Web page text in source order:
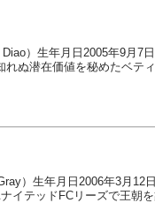
）生年月日2005年9月7
ぬ潜在価値を秘めたベテ
）生年月日2006年3月
イテッドFCリーズで王朝